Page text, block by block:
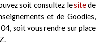
soit consultez lesite de
et de Goodies,
soit vous rendre sur place